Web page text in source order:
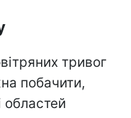
тривог
побачити,
областей